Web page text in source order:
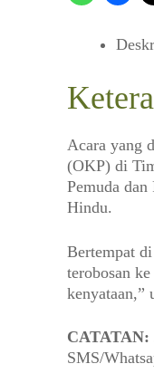
1997)
Acara yang
(OKP) di
Pemuda
Hindu.
Bertempat
terobosan
kenyataan,”
CATATAN:
SMS/